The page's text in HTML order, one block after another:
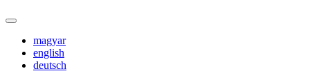
magyar
english
deutsch